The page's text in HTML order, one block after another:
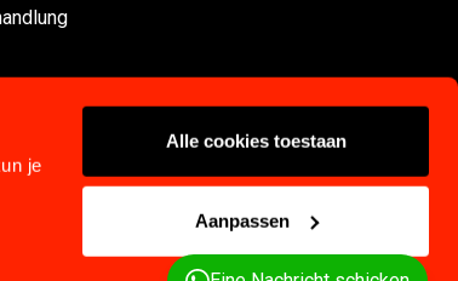
je
Alle cookies toestaan
Aanpassen
Algemeine BedingungenImpressum